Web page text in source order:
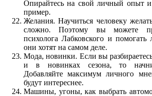
Опирайтесь на свой личный опыт и
пример.
Желания. Научиться человеку
сложно. Поэтому вы можете
психолога Лабковского и
они хотят на самом деле.
Мода, новинки. Если вы
и в новинках сезона, то
Добавляйте максимум личного
будут интереснее.
Машины, угоны, как выбрать